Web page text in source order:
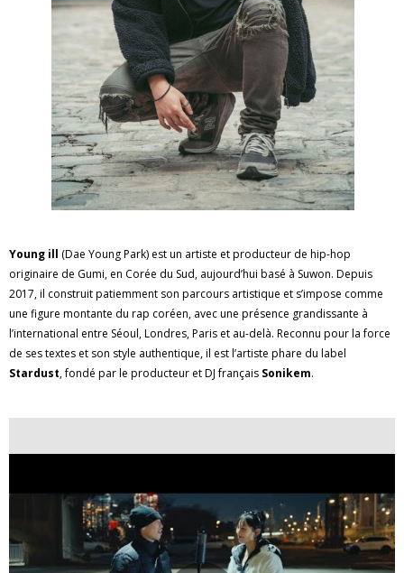
Young ill (Dae Young Park) est un artiste et producteur de hip-hop
originaire de Gumi, en Corée du Sud, aujourd’hui basé à Suwon. Depuis
2017, il construit patiemment son parcours artistique et s’impose comme
une figure montante du rap coréen, avec une présence grandissante à
l’international entre Séoul, Londres, Paris et au-delà. Reconnu pour la force
de ses textes et son style authentique, il est l’artiste phare du label
Stardust, fondé par le producteur et DJ français Sonikem.